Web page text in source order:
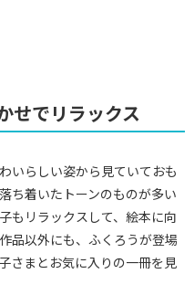
せでリラックス
いらしい姿から見ていておも
ち着いたトーンのものが多い
もリラックスして、絵本に向
品以外にも、ふくろうが登場
さまとお気に入りの一冊を見